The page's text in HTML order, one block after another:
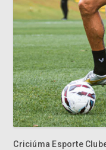
Criciúma Esporte